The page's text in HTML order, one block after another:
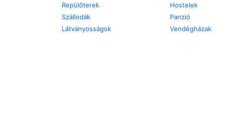
Repülőterek
Szállodák
Látványosságok
Hostelek
Panzió
Vendégházak